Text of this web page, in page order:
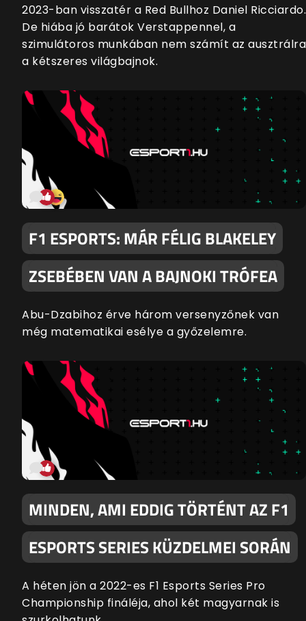
2023-ban visszatér a Red Bullhoz Daniel Ricciardo.
De hiába jó barátok Verstappennel, a
szimulátoros munkában nem számít az ausztrálra
a kétszeres világbajnok.
F1 ESPORTS: MÁR FÉLIG BLAKELEY
ZSEBÉBEN VAN A BAJNOKI TRÓFEA
Abu-Dzabihoz érve három versenyzőnek van
még matematikai esélye a győzelemre.
MINDEN, AMI EDDIG TÖRTÉNT AZ F1
ESPORTS SERIES KÜZDELMEI SORÁN
A héten jön a 2022-es F1 Esports Series Pro
Championship fináléja, ahol két magyarnak is